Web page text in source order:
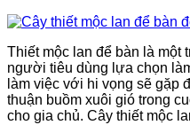
Thiết mộc lan để bàn là
người tiêu dùng lựa chọn
làm việc với hi vọng sẽ gặp
thuận buồm xuôi gió trong
cho gia chủ. Cây thiết mộc